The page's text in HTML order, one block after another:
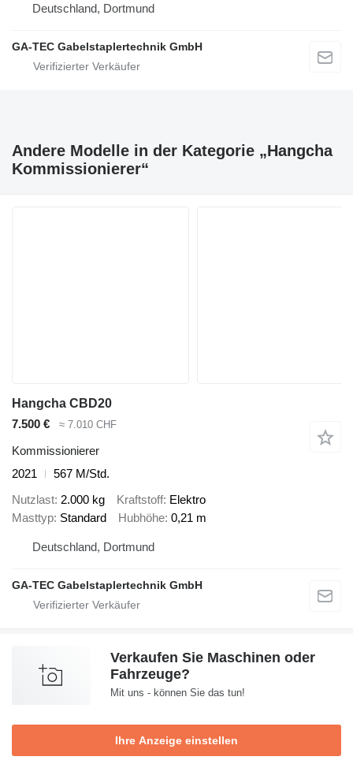
Deutschland, Dortmund
GA-TEC Gabelstaplertechnik GmbH
Andere Modelle in der Kategorie „Hangcha
Kommissionierer“
Hangcha CBD20
7.500 €
≈ 7.010 CHF
Kommissionierer
2021
567 M/Std.
Nutzlast 2.000 kg Kraftstoff Elektro
Masttyp Standard Hubhöhe 0,21 m
Deutschland, Dortmund
GA-TEC Gabelstaplertechnik GmbH
Verkaufen Sie Maschinen oder
Fahrzeuge?
Mit uns - können Sie das tun!
Ihre Anzeige einstellen